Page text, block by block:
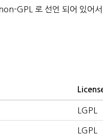
GPL 로 선언 되어 있어
LGPL
LGPL